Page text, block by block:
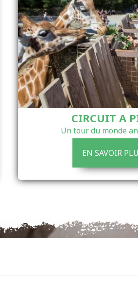
CIRCUIT A
Un tour du monde
EN SAVOIR